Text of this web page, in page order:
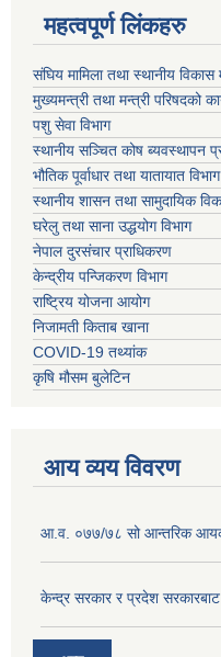
महत्वपूर्ण लिंकहरु
संघिय मामिला तथा स्थानीय विकास
मुख्यमन्त्री तथा मन्त्री परिषदको
पशु सेवा विभाग
स्थानीय सञ्चित कोष ब्यवस्थापन
भौतिक पूर्वाधार तथा यातायात विभाग
स्थानीय शासन तथा सामुदायिक
घरेलु तथा साना उद्धयोग विभाग
नेपाल दुरसंचार प्राधिकरण
केन्द्रीय पन्जिकरण विभाग
राष्ट्रिय योजना आयोग
निजामती किताब खाना
COVID-19 तथ्यांक
कृषि मौसम बुलेटिन
आय व्यय विवरण
आ.व. ०७७/७८ सो आन्तरिक
केन्द्र सरकार र प्रदेश सरकारबाट